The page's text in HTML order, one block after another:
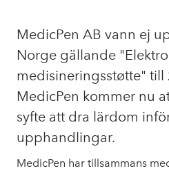
MedicPen AB vann ej
Norge gällande
medisineringsstøtte" till
MedicPen kommer nu
syfte att dra lärdom
upphandlingar.
MedicPen har tillsammans